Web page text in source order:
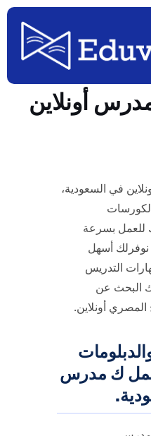
أونلاين
في السعودية،
للعمل بسرعة
نوفرلك أسهل
التدريس
البحث عن
أونلاين.
ك مدرس